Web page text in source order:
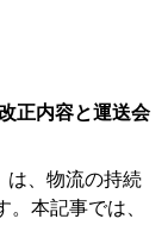
正内容と運送会
は、物流の持続
本記事では、